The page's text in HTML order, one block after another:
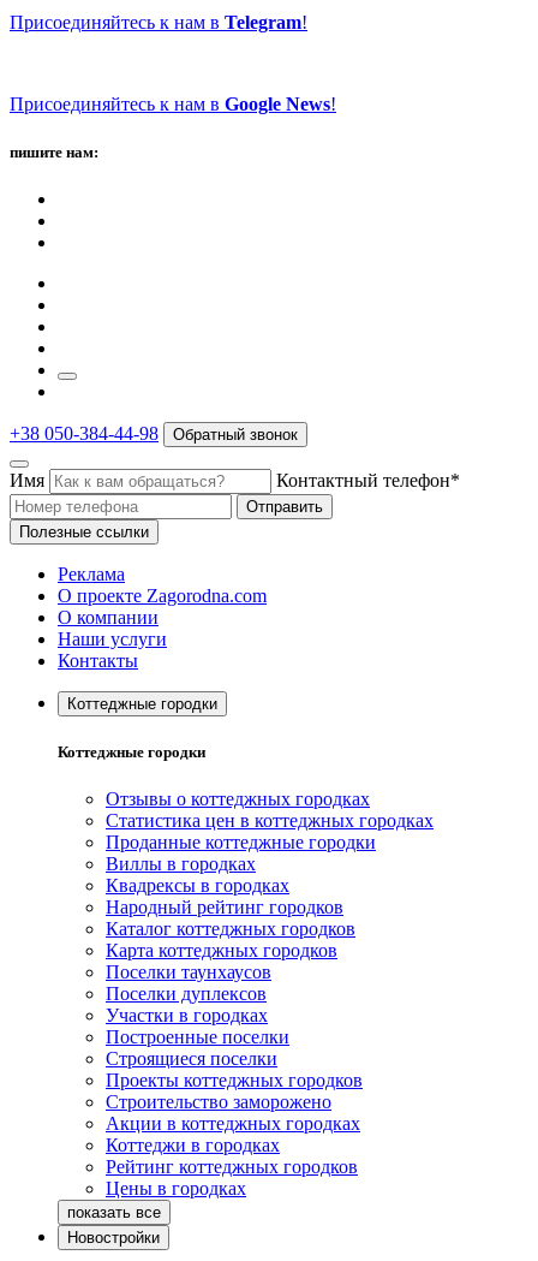
Присоединяйтесь к нам в Telegram!
Присоединяйтесь к нам в Google News!
пишите нам:
+38 050-384-44-98 Обратный звонок
Имя Контактный телефон*
Отправить
Полезные ссылки
Реклама
О проекте Zagorodna.com
О компании
Наши услуги
Контакты
Коттеджные городки
Коттеджные городки
Отзывы о коттеджных городках
Статистика цен в коттеджных городках
Проданные коттеджные городки
Виллы в городках
Квадрексы в городках
Народный рейтинг городков
Каталог коттеджных городков
Карта коттеджных городков
Поселки таунхаусов
Поселки дуплексов
Участки в городках
Построенные поселки
Строящиеся поселки
Проекты коттеджных городков
Строительство заморожено
Акции в коттеджных городках
Коттеджи в городках
Рейтинг коттеджных городков
Цены в городках
Новостройки